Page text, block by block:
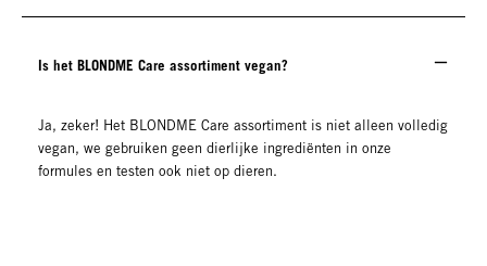
Is het BLONDME Care assortiment vegan?
Ja, zeker! Het BLONDME Care assortiment is niet alleen volledig
vegan, we gebruiken geen dierlijke ingrediënten in onze
formules en testen ook niet op dieren.